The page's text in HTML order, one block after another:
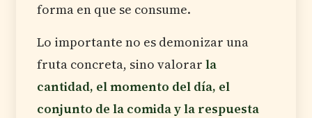
forma en que se consume.
Lo importante no es demonizar una
fruta concreta, sino valorar la
cantidad, el momento del día, el
conjunto de la comida y la respuesta